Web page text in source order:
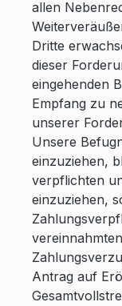
allen
Dritte
dieser
eingehenden
Empfang zu
unserer
Unsere
einzuziehen,
verpflichten
einzuziehen,
Antrag auf